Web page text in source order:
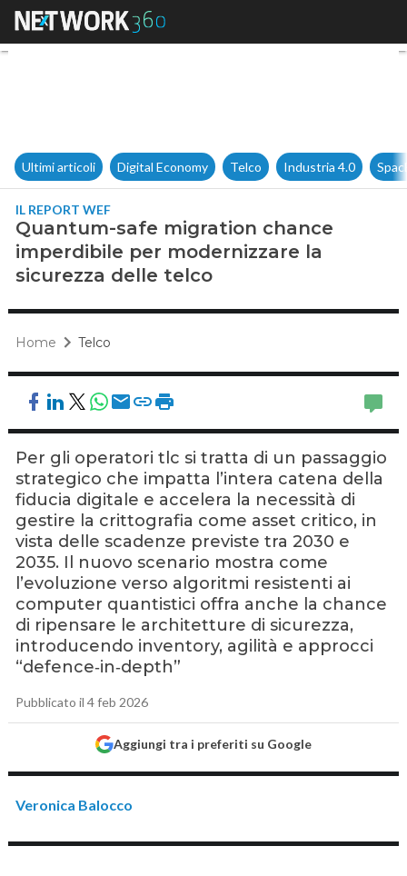
Quantum-safe migration
Ultimi articoli Digital Economy Telco Industria 4.0
IL REPORT WEF
Quantum-safe migration chance
imperdibile per modernizzare la
sicurezza delle telco
Home Telco
Per gli operatori tlc si tratta di un passaggio
strategico che impatta l’intera catena della
fiducia digitale e accelera la necessità di
gestire la crittografia come asset critico, in
vista delle scadenze previste tra 2030 e
2035. Il nuovo scenario mostra come
l’evoluzione verso algoritmi resistenti ai
computer quantistici offra anche la chance
di ripensare le architetture di sicurezza,
introducendo inventory, agilità e approcci
“defence‑in‑depth”
Pubblicato il 4 feb 2026
Aggiungi tra i preferiti su Google
Veronica Balocco